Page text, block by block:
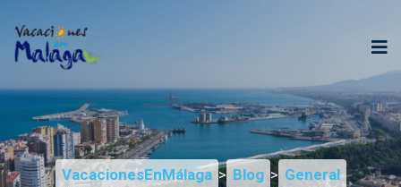
VacacionesEnMálaga > Blog > General